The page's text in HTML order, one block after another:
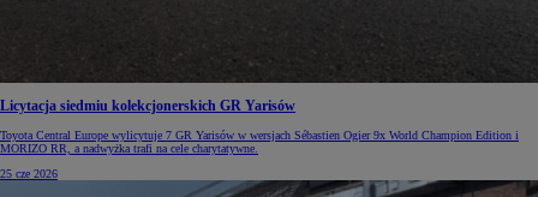
Licytacja siedmiu kolekcjonerskich GR Yarisów
Toyota Central Europe wylicytuje 7 GR Yarisów w wersjach Sébastien Ogier 9x World Champion Edition i
MORIZO RR, a nadwyżka trafi na cele charytatywne.
25 cze 2026